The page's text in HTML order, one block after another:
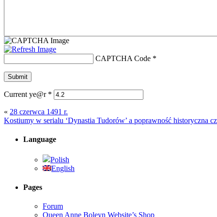
CAPTCHA Code *
Current ye@r *
« 28 czerwca 1491 r.
Kostiumy w serialu ‘Dynastia Tudorów’ a poprawność historyczna
Language
Polish
English
Pages
Forum
Queen Anne Boleyn Website’s Shop